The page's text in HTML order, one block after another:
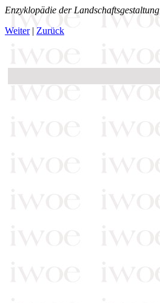
Enzyklopädie der Landschaftsgestaltung
Weiter| Zurück